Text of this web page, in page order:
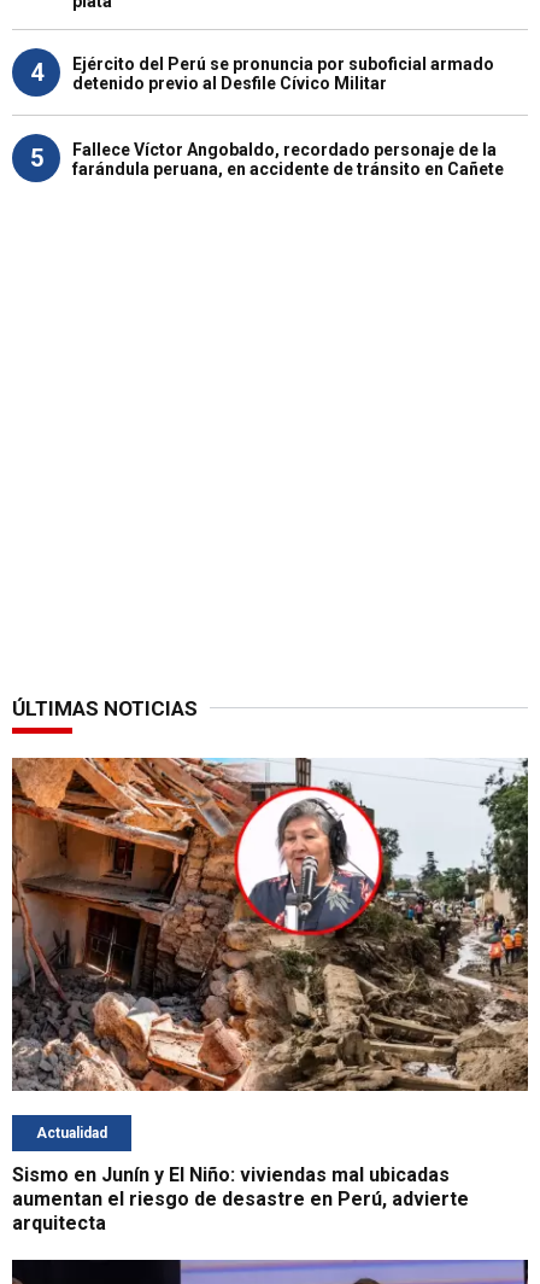
4
Ejército del Perú se pronuncia por suboficial armado
detenido previo al Desfile Cívico Militar
5
Fallece Víctor Angobaldo, recordado personaje de la
farándula peruana, en accidente de tránsito en Cañete
ÚLTIMAS NOTICIAS
Actualidad
Sismo en Junín y El Niño: viviendas mal ubicadas
aumentan el riesgo de desastre en Perú, advierte
arquitecta